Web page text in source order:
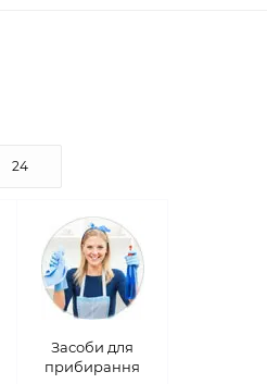
Засоби для
прибирання